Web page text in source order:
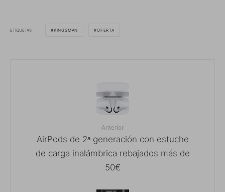
ETIQUETAS KINGSMAN OFERTA
Anterior
AirPods de 2ᵃ generación con estuche
de carga inalámbrica rebajados más de
50€